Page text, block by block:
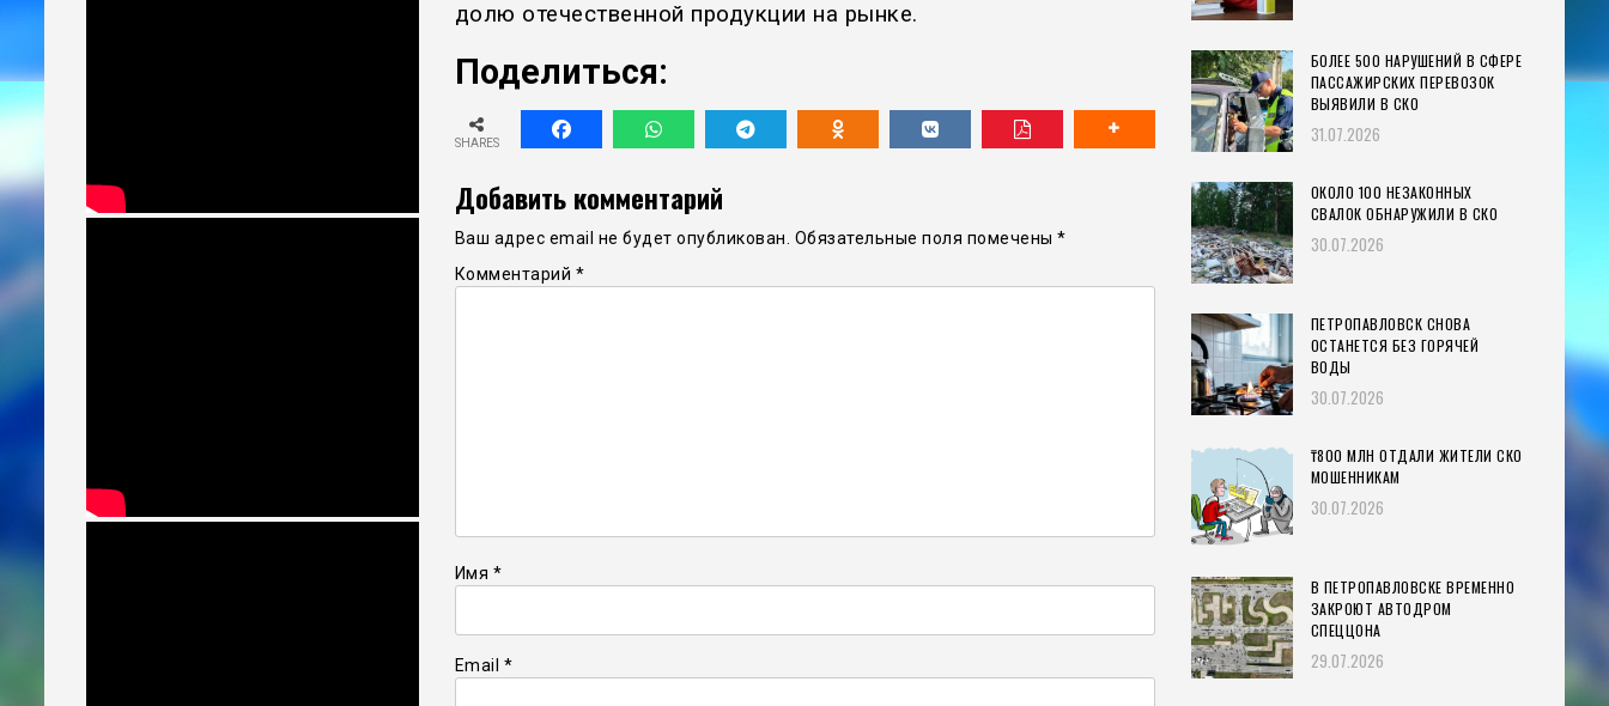
долю отечественной продукции на рынке.
Поделиться:
SHARES
Добавить комментарий
Ваш адрес email не будет опубликован. Обязательные поля помечены *
Комментарий *
Имя *
Email *
БОЛЕЕ 500 НАРУШЕНИЙ В СФЕРЕ
ПАССАЖИРСКИХ ПЕРЕВОЗОК
ВЫЯВИЛИ В СКО
31.07.2026
ОКОЛО 100 НЕЗАКОННЫХ
СВАЛОК ОБНАРУЖИЛИ В СКО
30.07.2026
ПЕТРОПАВЛОВСК СНОВА
ОСТАНЕТСЯ БЕЗ ГОРЯЧЕЙ
ВОДЫ
30.07.2026
₸800 МЛН ОТДАЛИ ЖИТЕЛИ СКО
МОШЕННИКАМ
30.07.2026
В ПЕТРОПАВЛОВСКЕ ВРЕМЕННО
ЗАКРОЮТ АВТОДРОМ
СПЕЦЦОНА
29.07.2026